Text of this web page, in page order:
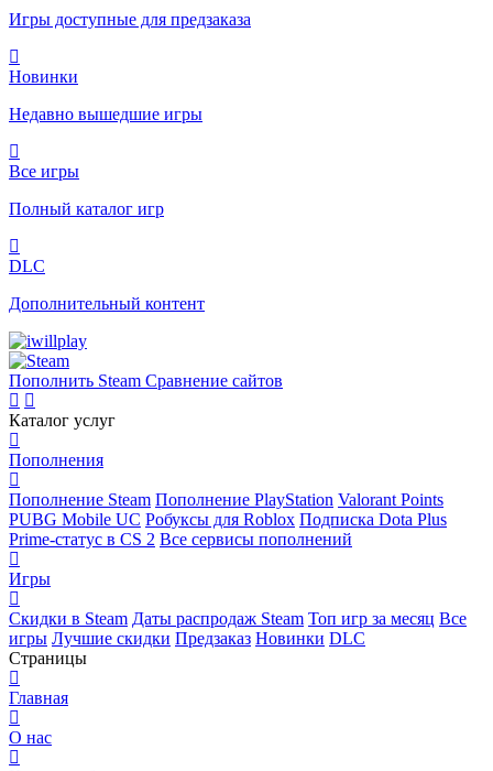
Игры доступные для предзаказа
Новинки
Недавно вышедшие игры
Все игры
Полный каталог игр
DLC
Дополнительный контент
Пополнить Steam Сравнение сайтов
Каталог услуг
Пополнения
Пополнение Steam Пополнение PlayStation Valorant Points
PUBG Mobile UC Робуксы для Roblox Подписка Dota Plus
Prime-статус в CS 2 Все сервисы пополнений
Игры
Скидки в Steam Даты распродаж Steam Топ игр за месяц Все
игры Лучшие скидки Предзаказ Новинки DLC
Страницы
Главная
О нас